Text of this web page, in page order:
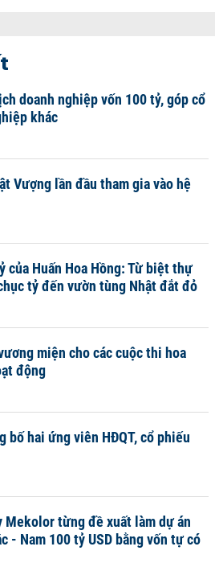
doanh nghiệp vốn 100 tỷ, góp cổ
khác
Vượng lần đầu tham gia vào hệ
của Huấn Hoa Hồng: Từ biệt thự
tỷ đến vườn tùng Nhật đắt đỏ
miện cho các cuộc thi hoa
động
bố hai ứng viên HĐQT, cổ phiếu
Mekolor từng đề xuất làm dự án
- Nam 100 tỷ USD bằng vốn tự có